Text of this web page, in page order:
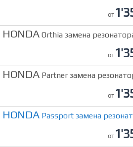
от
HONDA Orthia замена
от
HONDA Partner замена
от
HONDA Passport замена
от